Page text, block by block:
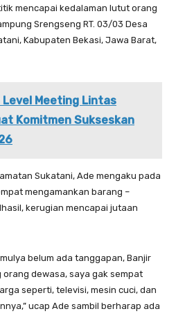
mencapai kedalaman lutut orang
Srengseng RT. 03/03 Desa
Kabupaten Bekasi, Jawa Barat,
Level Meeting Lintas
Komitmen Sukseskan
Sukatani, Ade mengaku pada
mengamankan barang –
kerugian mencapai jutaan
belum ada tanggapan, Banjir
dewasa, saya gak sempat
seperti, televisi, mesin cuci, dan
ucap Ade sambil berharap ada